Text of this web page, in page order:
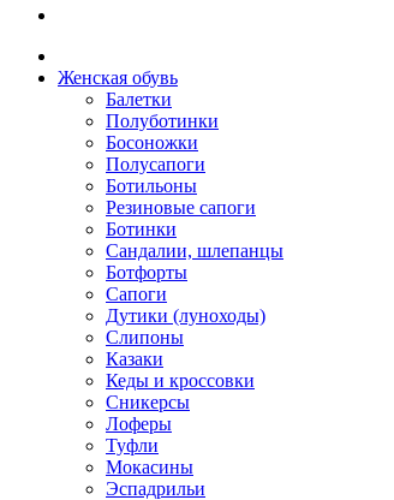
Женская обувь
Балетки
Полуботинки
Босоножки
Полусапоги
Ботильоны
Резиновые сапоги
Ботинки
Сандалии, шлепанцы
Ботфорты
Сапоги
Дутики (луноходы)
Слипоны
Казаки
Кеды и кроссовки
Сникерсы
Лоферы
Туфли
Мокасины
Эспадрильи